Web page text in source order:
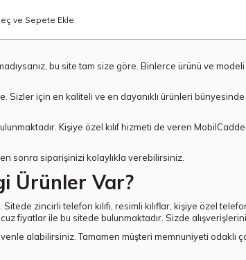
ve Sepete Ekle
bu site tam size göre. Binlerce ürünü ve
için en kaliteli ve en dayanıklı ürünleri
Kişiye özel kılıf hizmeti de veren
sonra siparişinizi kolaylıkla verebilirsiniz.
Ürünler Var?
zincirli telefon kılıfı, resimli kılıflar, kişiye özel telefon
fiyatlar ile bu sitede bulunmaktadır. Sizde
alabilirsiniz. Tamamen müşteri memnuniyeti odaklı